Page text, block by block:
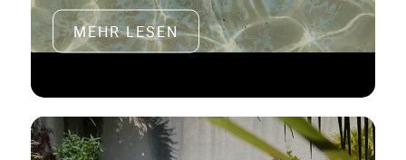
MEHR LESEN